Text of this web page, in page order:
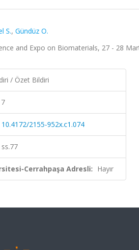
S., Gündüz O.
and Expo on Biomaterials, 27 - 28
/ Özet Bildiri
7
10.4172/2155-952x.c1.074
ss.77
Cerrahpaşa Adresli: Hayır